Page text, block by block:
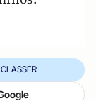
CLASSER